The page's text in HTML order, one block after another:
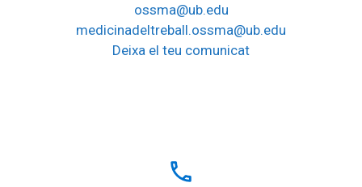
ossma@ub.edu
medicinadeltreball.ossma@ub.edu
Deixa el teu comunicat
local_phone